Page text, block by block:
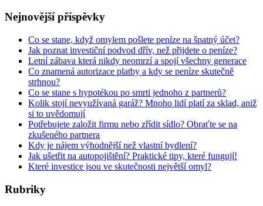
Nejnovější příspěvky
Co se stane, když omylem pošlete peníze na špatný účet?
Jak poznat investiční podvod dřív, než přijdete o peníze?
Letní zábava která nikdy neomrzí a spojí všechny generace
Co znamená autorizace platby a kdy se peníze skutečně
strhnou?
Co se stane s hypotékou po smrti jednoho z partnerů?
Kolik stojí nevyužívaná garáž? Mnoho lidí platí za sklad, aniž
si to uvědomují
Potřebujete založit firmu nebo zřídit sídlo? Obraťte se na
zkušeného partnera
Kdy je nájem výhodnější než vlastní bydlení?
Jak ušetřit na autopojištění? Praktické tipy, které fungují!
Které investice jsou ve skutečnosti největší omyl?
Rubriky